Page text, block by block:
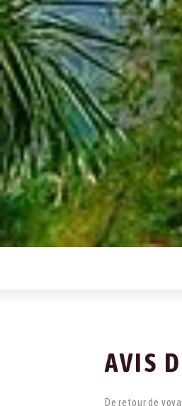
AVIS
De retour de